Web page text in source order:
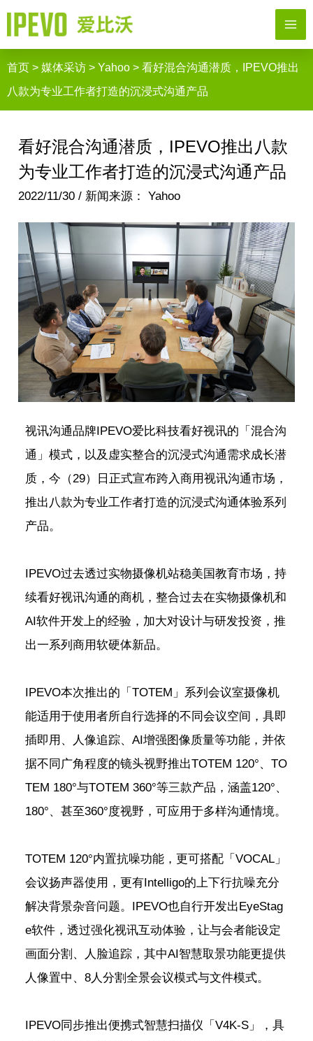
跳
至
首页 > 媒体采访 > Yahoo > 看好混合沟通潜质，IPEVO推出
八款为专业工作者打造的沉浸式沟通产品
看好混合沟通潜质，IPEVO推出八款
为专业工作者打造的沉浸式沟通产品
2022/11/30 / 新闻来源： Yahoo
视讯沟通品牌IPEVO爱比科技看好视讯的「混合沟
通」模式，以及虚实整合的沉浸式沟通需求成长潜
质，今（29）日正式宣布跨入商用视讯沟通市场，
推出八款为专业工作者打造的沉浸式沟通体验系列
产品。
IPEVO过去透过实物摄像机站稳美国教育市场，持
续看好视讯沟通的商机，整合过去在实物摄像机和
AI软件开发上的经验，加大对设计与研发投资，推
出一系列商用软硬体新品。
IPEVO本次推出的「TOTEM」系列会议室摄像机
能适用于使用者所自行选择的不同会议空间，具即
插即用、人像追踪、AI增强图像质量等功能，并依
据不同广角程度的镜头视野推出TOTEM 120°、TO
TEM 180°与TOTEM 360°等三款产品，涵盖120°、
180°、甚至360°度视野，可应用于多样沟通情境。
TOTEM 120°内置抗噪功能，更可搭配「VOCAL」
会议扬声器使用，更有Intelligo的上下行抗噪充分
解决背景杂音问题。IPEVO也自行开发出EyeStag
e软件，透过强化视讯互动体验，让与会者能设定
画面分割、人脸追踪，其中AI智慧取景功能更提供
人像置中、8人分割全景会议模式与文件模式。
IPEVO同步推出便携式智慧扫描仪「V4K-S」，具